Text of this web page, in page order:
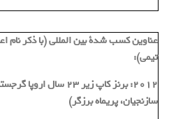
عناوین کسب شدة بین المللی (با ذکر
تیمی):
٢٠١٢: برنز كاپ زیر 23
سازنجیان، پریماه برزگر)